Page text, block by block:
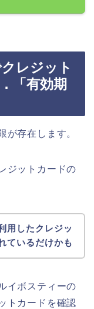
レジット
「有効期
が存在します。
ジットカードの
用したクレジッ
ているだけかも
イボスティーの
トカードを確認